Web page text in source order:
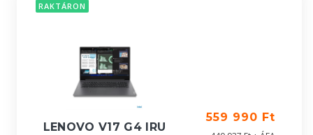
RAKTÁRON
LENOVO V17 G4 IRU
559 990 Ft